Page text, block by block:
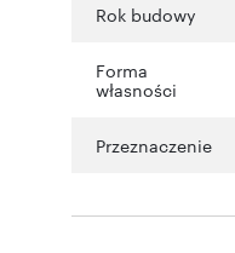
Rok budowy
Forma
własności
Przeznaczenie